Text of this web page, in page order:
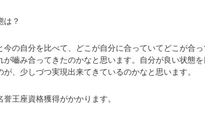
？
の自分を比べて、どこが自分に合っていてどこが合
が嚙み合ってきたのかなと思います。自分が良い状態
が、少しづつ実現出来てきているのかなと思います。
王座資格獲得がかかります。